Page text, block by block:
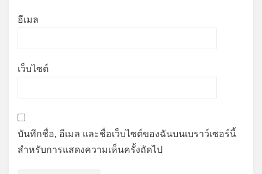
อีเมล
เว็บไซต์
บันทึกชื่อ, อีเมล และชื่อเว็บไซต์ของฉันบนเบราว์เซอร์นี้
สำหรับการแสดงความเห็นครั้งถัดไป